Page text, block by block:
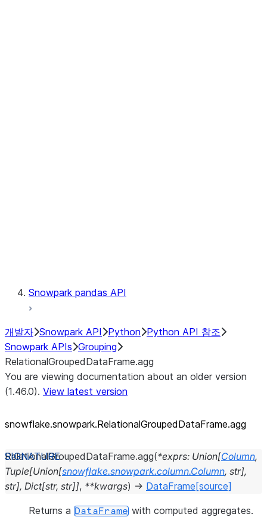
Snowpark pandas API
개발자 Snowpark API Python Python API 참조
Snowpark APIs Grouping
RelationalGroupedDataFrame.agg
You are viewing documentation about an older version
(1.46.0). View latest version
snowflake.snowpark.RelationalGroupedDataFrame.agg
RelationalGroupedDataFrame.agg(*exprs: Union[Column,
Tuple[Union[snowflake.snowpark.column.Column, str],
str], Dict[str, str]], **kwargs) → DataFrame [source]
Returns a DataFrame with computed aggregates.